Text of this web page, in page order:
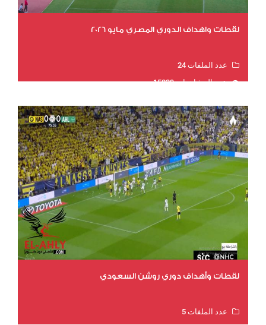
لقطات واهداف الدوري المصري مايو 2026
عدد الملفات 24
عدد المشاهدات 15839
لقطات وأهداف دوري روشن السعودي
عدد الملفات 5